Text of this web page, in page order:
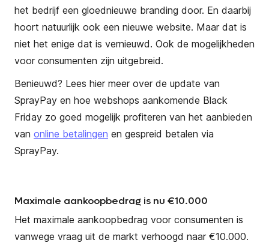
het bedrijf een gloednieuwe branding door. En daarbij
hoort natuurlijk ook een nieuwe website. Maar dat is
niet het enige dat is vernieuwd. Ook de mogelijkheden
voor consumenten zijn uitgebreid.
Benieuwd? Lees hier meer over de update van
SprayPay en hoe webshops aankomende Black
Friday zo goed mogelijk profiteren van het aanbieden
van online betalingen en gespreid betalen via
SprayPay.
Maximale aankoopbedrag is nu €10.000
Het maximale aankoopbedrag voor consumenten is
vanwege vraag uit de markt verhoogd naar €10.000.